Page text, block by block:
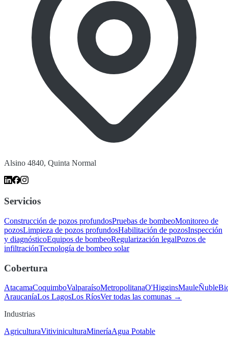
Alsino 4840, Quinta Normal
Servicios
Construcción de pozos profundosPruebas de bombeoMonitoreo de
pozosLimpieza de pozos profundosHabilitación de pozosInspección
y diagnósticoEquipos de bombeoRegularización legalPozos de
infiltraciónTecnología de bombeo solar
Cobertura
AtacamaCoquimboValparaísoMetropolitanaO'HigginsMauleÑuble
AraucaníaLos LagosLos RíosVer todas las comunas →
Industrias
AgriculturaVitiviniculturaMineríaAgua Potable